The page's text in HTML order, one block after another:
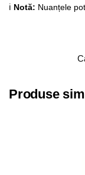
ℹ Notă: Nuanțele
Produse